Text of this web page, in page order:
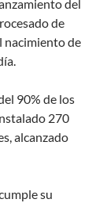
del
de
nacimiento de
90% de los
270
alcanzado
su